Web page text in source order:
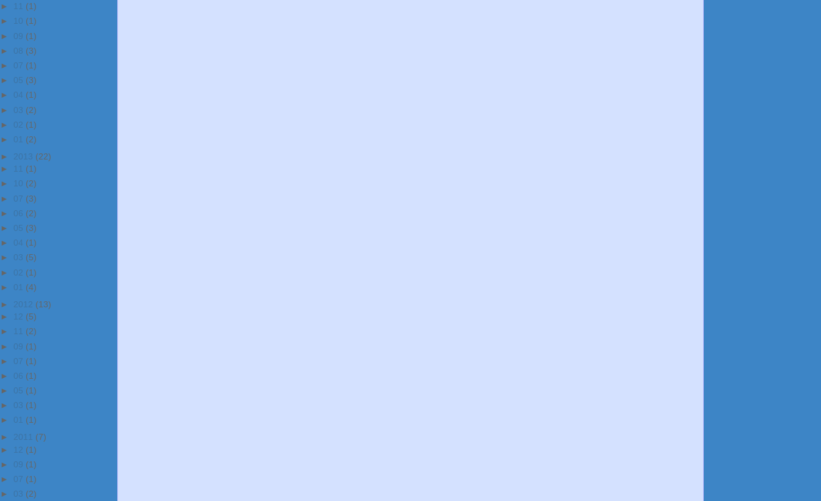
► 11 (1)
► 10 (1)
► 09 (1)
► 08 (3)
► 07 (1)
► 05 (3)
► 04 (1)
► 03 (2)
► 02 (1)
► 01 (2)
► 2013 (22)
► 11 (1)
► 10 (2)
► 07 (3)
► 06 (2)
► 05 (3)
► 04 (1)
► 03 (5)
► 02 (1)
► 01 (4)
► 2012 (13)
►
12 (5)
► 11 (2)
► 09 (1)
► 07 (1)
► 06 (1)
► 05 (1)
► 03 (1)
► 01 (1)
► 2011 (7)
►
12 (1)
► 09 (1)
► 07 (1)
► 03 (2)